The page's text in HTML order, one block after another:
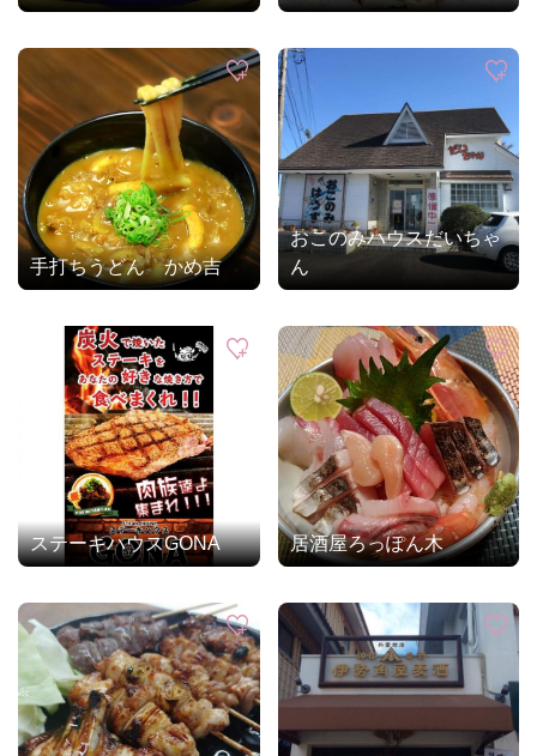
手打ちうどん かめ吉
おこのみハウスだいちゃ
ん
ステーキハウスGONA 居酒屋ろっぽん木